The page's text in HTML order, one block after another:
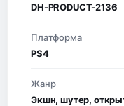
DH-PRODUCT-2136
Платформа
PS4
Жанр
Экшн, шутер,